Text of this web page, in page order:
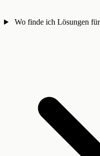
Wo finde ich Lösungen